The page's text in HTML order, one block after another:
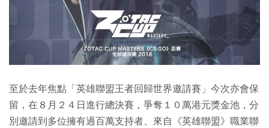
至於去年焦點「英雄聯盟王者回歸世界邀請賽」今次亦會保
留，在８月２４日進行總決賽，爭奪１０萬港元獎金池，分
別邀請到多位擁有過百萬支持者、來自《英雄聯盟》職業聯